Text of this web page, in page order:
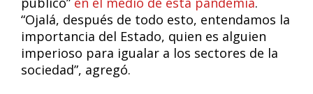
“Ojalá, después de todo esto, entendamos la
importancia del Estado, quien es alguien
imperioso para igualar a los sectores de la
sociedad”, agregó.